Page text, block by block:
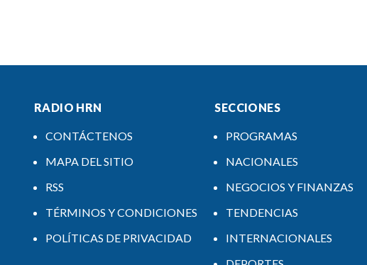
RADIO HRN
CONTÁCTENOS
MAPA DEL SITIO
RSS
TÉRMINOS Y CONDICIONES
POLÍTICAS DE PRIVACIDAD
SECCIONES
PROGRAMAS
NACIONALES
NEGOCIOS Y FINANZAS
TENDENCIAS
INTERNACIONALES